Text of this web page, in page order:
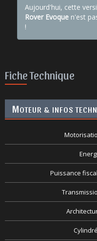
Aujourd'hui, cette
Rover Evoque n'est
!
Fiche Technique
MOTEUR & INFOS
Puissance